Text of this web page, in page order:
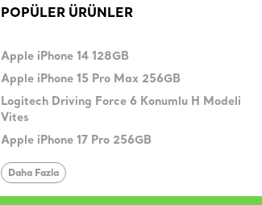
POPÜLER ÜRÜNLER
Apple iPhone 14 128GB
Apple iPhone 15 Pro Max 256GB
Logitech Driving Force 6 Konumlu H Modeli
Vites
Apple iPhone 17 Pro 256GB
Daha Fazla